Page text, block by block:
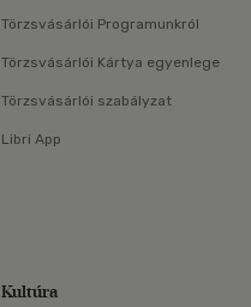
Törzsvásárlói Programunkról
Törzsvásárlói Kártya egyenlege
Törzsvásárlói szabályzat
Libri App
Kultúra